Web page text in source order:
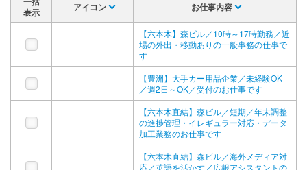
表示
アイコン お仕事内容
【六本木】森ビル／10時～17時勤務／近
場の外出・移動ありの一般事務の仕事で
す
【豊洲】大手カー用品企業／未経験OK
／週2日～OK／受付のお仕事です
【六本木直結】森ビル／短期／年末調整
の進捗管理・イレギュラー対応・データ
加工業務のお仕事です
【六本木直結】森ビル／海外メディア対
応／英語を活かす／広報アシスタントの